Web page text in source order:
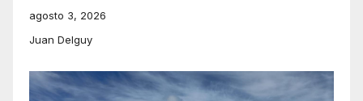
agosto 3, 2026
Juan Delguy